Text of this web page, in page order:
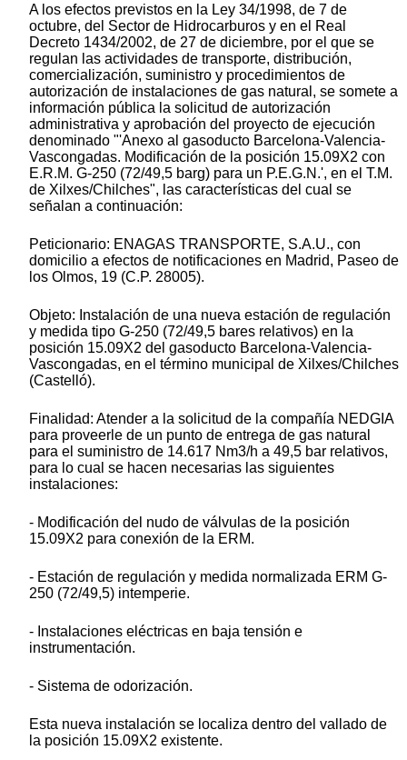
A los efectos previstos en la Ley 34/1998, de 7 de
octubre, del Sector de Hidrocarburos y en el Real
Decreto 1434/2002, de 27 de diciembre, por el que se
regulan las actividades de transporte, distribución,
comercialización, suministro y procedimientos de
autorización de instalaciones de gas natural, se somete a
información pública la solicitud de autorización
administrativa y aprobación del proyecto de ejecución
denominado "'Anexo al gasoducto Barcelona-Valencia-
Vascongadas. Modificación de la posición 15.09X2 con
E.R.M. G-250 (72/49,5 barg) para un P.E.G.N.', en el T.M.
de Xilxes/Chilches", las características del cual se
señalan a continuación:
Peticionario: ENAGAS TRANSPORTE, S.A.U., con
domicilio a efectos de notificaciones en Madrid, Paseo de
los Olmos, 19 (C.P. 28005).
Objeto: Instalación de una nueva estación de regulación
y medida tipo G-250 (72/49,5 bares relativos) en la
posición 15.09X2 del gasoducto Barcelona-Valencia-
Vascongadas, en el término municipal de Xilxes/Chilches
(Castelló).
Finalidad: Atender a la solicitud de la compañía NEDGIA
para proveerle de un punto de entrega de gas natural
para el suministro de 14.617 Nm3/h a 49,5 bar relativos,
para lo cual se hacen necesarias las siguientes
instalaciones:
- Modificación del nudo de válvulas de la posición
15.09X2 para conexión de la ERM.
- Estación de regulación y medida normalizada ERM G-
250 (72/49,5) intemperie.
- Instalaciones eléctricas en baja tensión e
instrumentación.
- Sistema de odorización.
Esta nueva instalación se localiza dentro del vallado de
la posición 15.09X2 existente.